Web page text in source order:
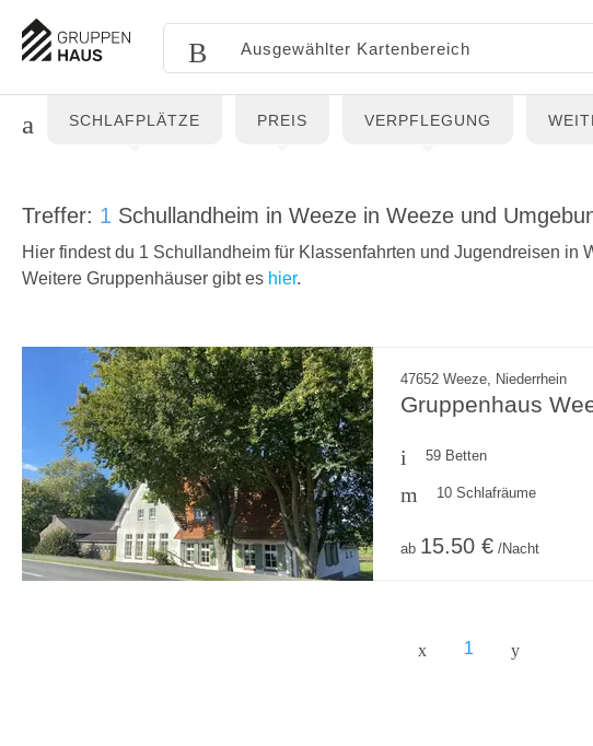
SCHLAFPLÄTZE PREIS VERPFLEGUNG
Treffer: 1 Schullandheim in Weeze in Weeze und
Hier findest du 1 Schullandheim für Klassenfahrten und Jugendreisen in
Weitere Gruppenhäuser gibt es hier.
47652 Weeze, Niederrhein
Gruppenhaus
59 Betten
10 Schlafräume
ab 15.50 € /Nacht
1